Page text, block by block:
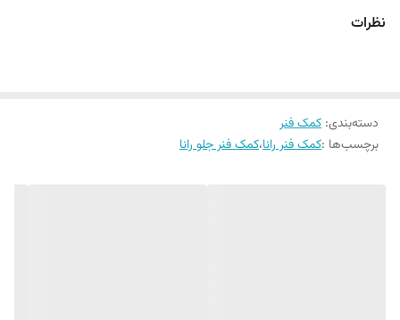
توسط شرکت تولیدکننده فنر خودرو میباشد که کلیه قطعات داخلی آن توسط
نظرات
دسته‌بندی: کمک فنر
برچسب‌ها :کمک فنر رانا،کمک فنر جلو رانا